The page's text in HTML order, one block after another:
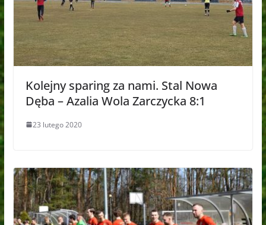
Kolejny sparing za nami. Stal Nowa
Dęba – Azalia Wola Zarczycka 8:1
23 lutego 2020